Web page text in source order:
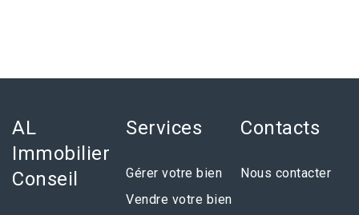
AL
Immobilier
Conseil
Services
Gérer votre bien
Vendre votre bien
Contacts
Nous contacter